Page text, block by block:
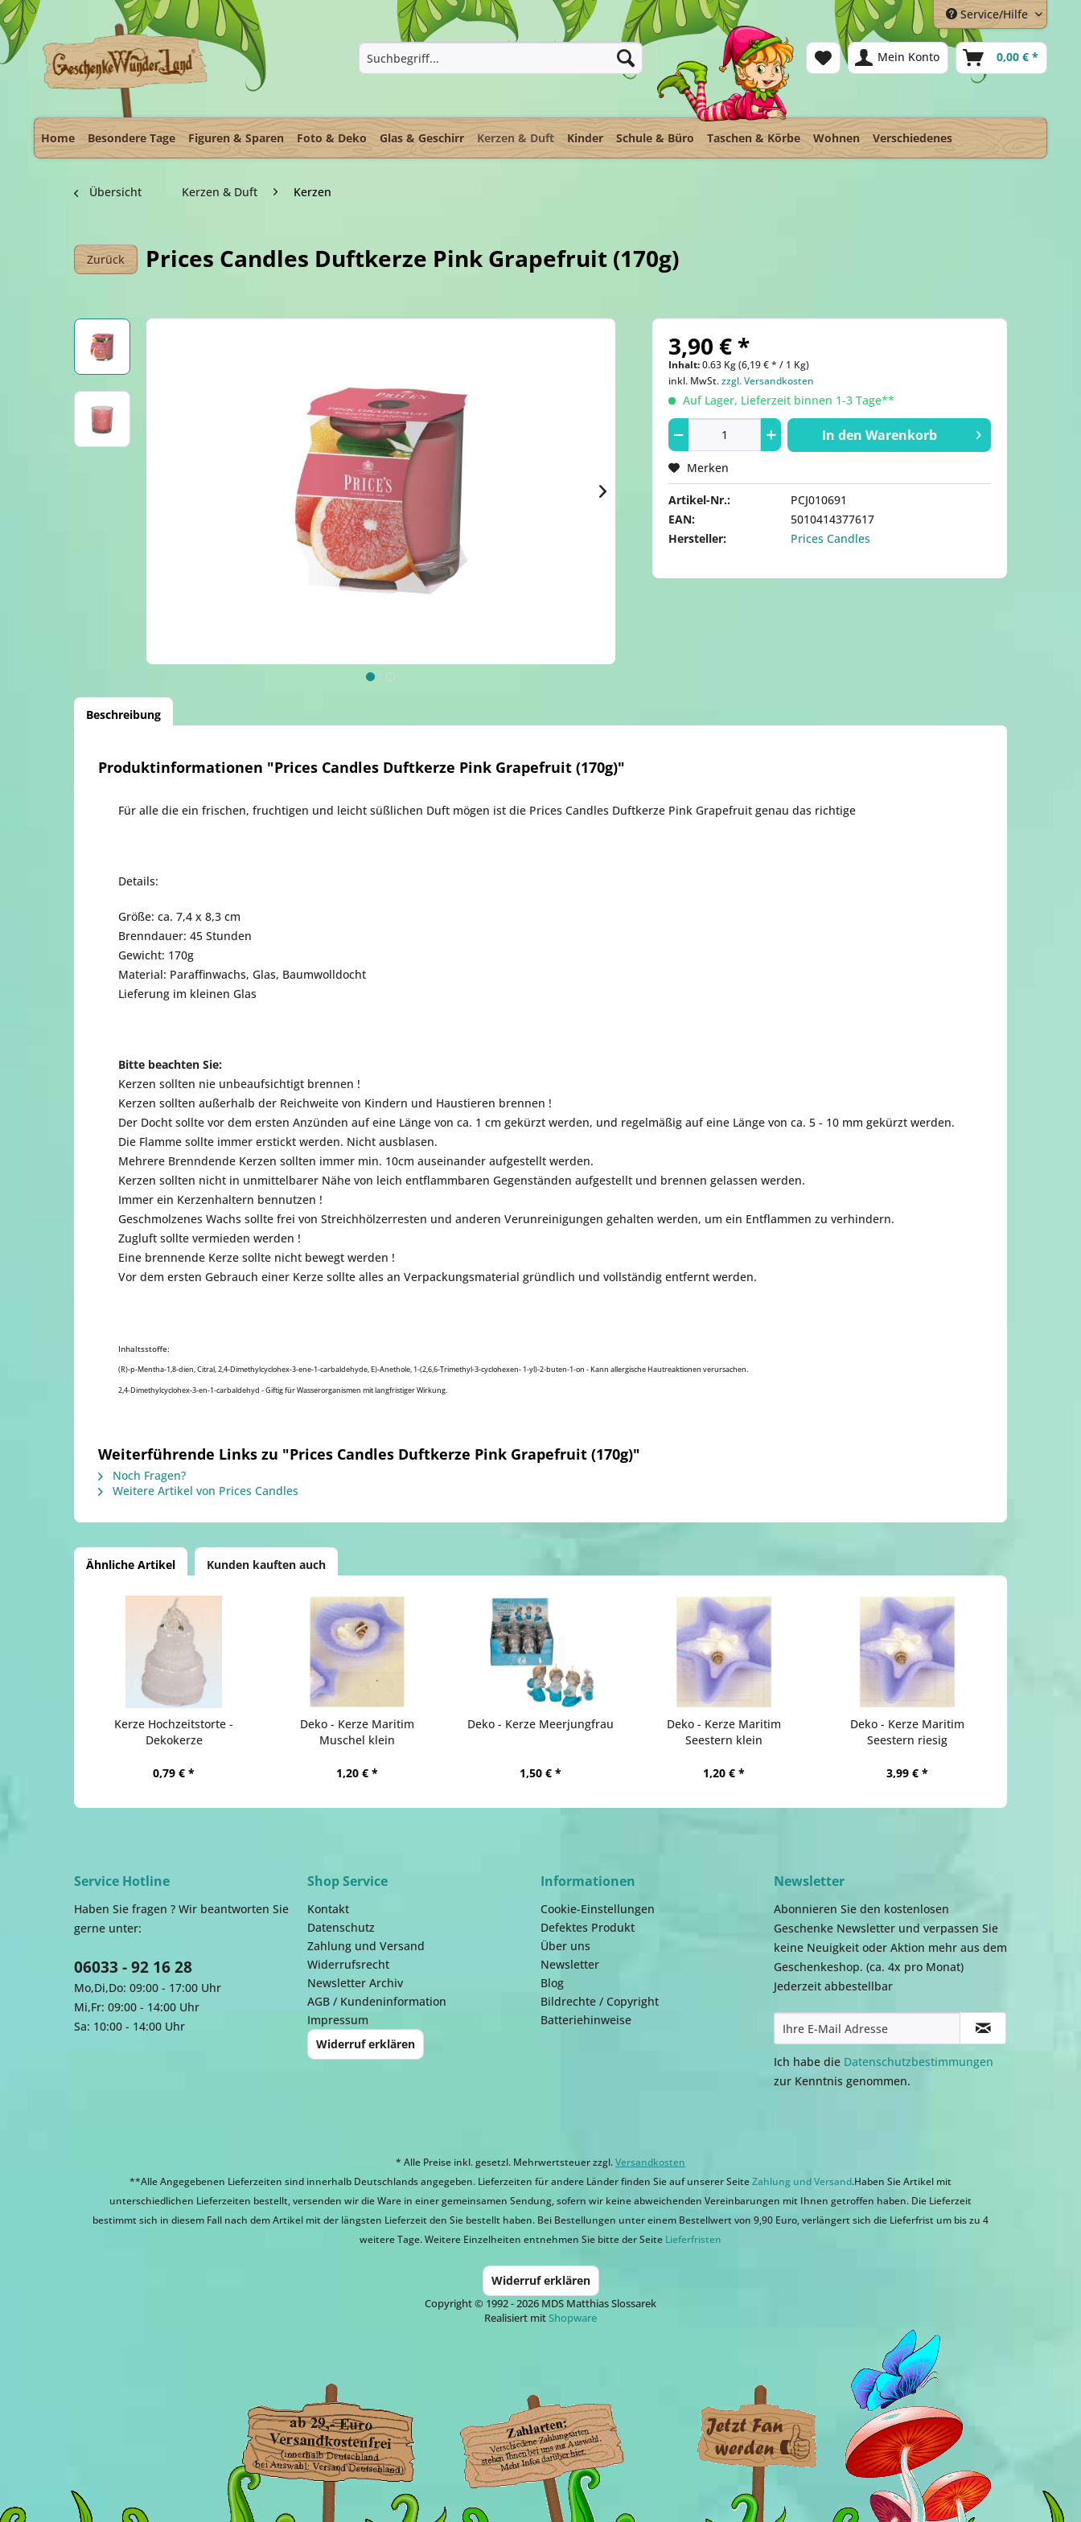
Service/Hilfe
Mein Konto 0,00 € *
Home Besondere Tage Figuren & Sparen Foto & Deko Glas & Geschirr Kerzen & Duft Kinder Schule & Büro Taschen & Körbe Wohnen Verschiedenes
Übersicht Kerzen & Duft Kerzen
Zurück Prices Candles Duftkerze Pink Grapefruit (170g)
3,90 € *
Inhalt:0.63 Kg (6,19 € * / 1 Kg)
inkl. MwSt.zzgl. Versandkosten
Auf Lager, Lieferzeit binnen 1-3 Tage**
In den Warenkorb
Merken
Artikel-Nr.:
PCJ010691
EAN:
5010414377617
Hersteller:
Prices Candles
Beschreibung
Produktinformationen "Prices Candles Duftkerze Pink Grapefruit (170g)"
Für alle die ein frischen, fruchtigen und leicht süßlichen Duft mögen ist die Prices Candles Duftkerze Pink Grapefruit genau das richtige
Details:
Größe: ca. 7,4 x 8,3 cm
Brenndauer: 45 Stunden
Gewicht: 170g
Material: Paraffinwachs, Glas, Baumwolldocht
Lieferung im kleinen Glas
Bitte beachten Sie:
Kerzen sollten nie unbeaufsichtigt brennen !
Kerzen sollten außerhalb der Reichweite von Kindern und Haustieren brennen !
Der Docht sollte vor dem ersten Anzünden auf eine Länge von ca. 1 cm gekürzt werden, und regelmäßig auf eine Länge von ca. 5 - 10 mm gekürzt werden.
Die Flamme sollte immer erstickt werden. Nicht ausblasen.
Mehrere Brenndende Kerzen sollten immer min. 10cm auseinander aufgestellt werden.
Kerzen sollten nicht in unmittelbarer Nähe von leich entflammbaren Gegenständen aufgestellt und brennen gelassen werden.
Immer ein Kerzenhaltern bennutzen !
Geschmolzenes Wachs sollte frei von Streichhölzerresten und anderen Verunreinigungen gehalten werden, um ein Entflammen zu verhindern.
Zugluft sollte vermieden werden !
Eine brennende Kerze sollte nicht bewegt werden !
Vor dem ersten Gebrauch einer Kerze sollte alles an Verpackungsmaterial gründlich und vollständig entfernt werden.
Inhaltsstoffe:
(R)-p-Mentha-1,8-dien, Citral, 2,4-Dimethylcyclohex-3-ene-1-carbaldehyde, E)-Anethole, 1-(2,6,6-Trimethyl-3-cyclohexen- 1-yl)-2-buten-1-on - Kann allergische Hautreaktionen verursachen.
2,4-Dimethylcyclohex-3-en-1-carbaldehyd - Giftig für Wasserorganismen mit langfristiger Wirkung.
Weiterführende Links zu "Prices Candles Duftkerze Pink Grapefruit (170g)"
Noch Fragen?
Weitere Artikel von Prices Candles
Ähnliche Artikel Kunden kauften auch
Kerze Hochzeitstorte -
Dekokerze
0,79 € *
Deko - Kerze Maritim
Muschel klein
1,20 € *
Deko - Kerze Meerjungfrau
1,50 € *
Deko - Kerze Maritim
Seestern klein
1,20 € *
Deko - Kerze Maritim
Seestern riesig
3,99 € *
Service Hotline
Haben Sie fragen ? Wir beantworten Sie
gerne unter:
06033 - 92 16 28
Mo,Di,Do: 09:00 - 17:00 Uhr
Mi,Fr: 09:00 - 14:00 Uhr
Sa: 10:00 - 14:00 Uhr
Shop Service
Kontakt
Datenschutz
Zahlung und Versand
Widerrufsrecht
Newsletter Archiv
AGB / Kundeninformation
Impressum
Widerruf erklären
Informationen
Cookie-Einstellungen
Defektes Produkt
Über uns
Newsletter
Blog
Bildrechte / Copyright
Batteriehinweise
Newsletter
Abonnieren Sie den kostenlosen
Geschenke Newsletter und verpassen Sie
keine Neuigkeit oder Aktion mehr aus dem
Geschenkeshop. (ca. 4x pro Monat)
Jederzeit abbestellbar
Ich habe die Datenschutzbestimmungen
zur Kenntnis genommen.
* Alle Preise inkl. gesetzl. Mehrwertsteuer zzgl.Versandkosten
**Alle Angegebenen Lieferzeiten sind innerhalb Deutschlands angegeben. Lieferzeiten für andere Länder finden Sie auf unserer SeiteZahlung und Versand.Haben Sie Artikel mit
unterschiedlichen Lieferzeiten bestellt, versenden wir die Ware in einer gemeinsamen Sendung, sofern wir keine abweichenden Vereinbarungen mit Ihnen getroffen haben. Die Lieferzeit
bestimmt sich in diesem Fall nach dem Artikel mit der längsten Lieferzeit den Sie bestellt haben. Bei Bestellungen unter einem Bestellwert von 9,90 Euro, verlängert sich die Lieferfrist um bis zu 4
weitere Tage. Weitere Einzelheiten entnehmen Sie bitte der Seite Lieferfristen
Widerruf erklären
Copyright © 1992 - 2026 MDS Matthias Slossarek
Realisiert mit Shopware